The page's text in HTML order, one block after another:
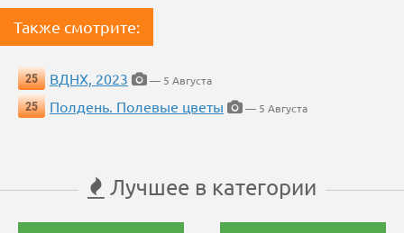
Также смотрите:
25 ВДНХ, 2023
— 5 Августа
25
Полдень. Полевые цветы — 5 Августа
Лучшее в категории